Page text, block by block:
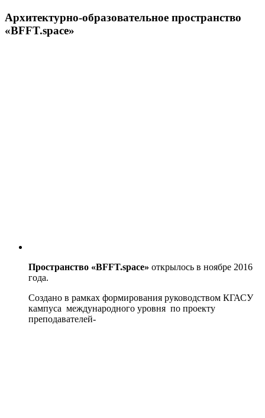
Архитектурно-образовательное пространство
«BFFT.space»
Пространство «BFFT.space» открылось в ноябре 2016
года.
Создано в рамках формирования руководством КГАСУ
кампуса международного уровня по проекту
преподавателей-